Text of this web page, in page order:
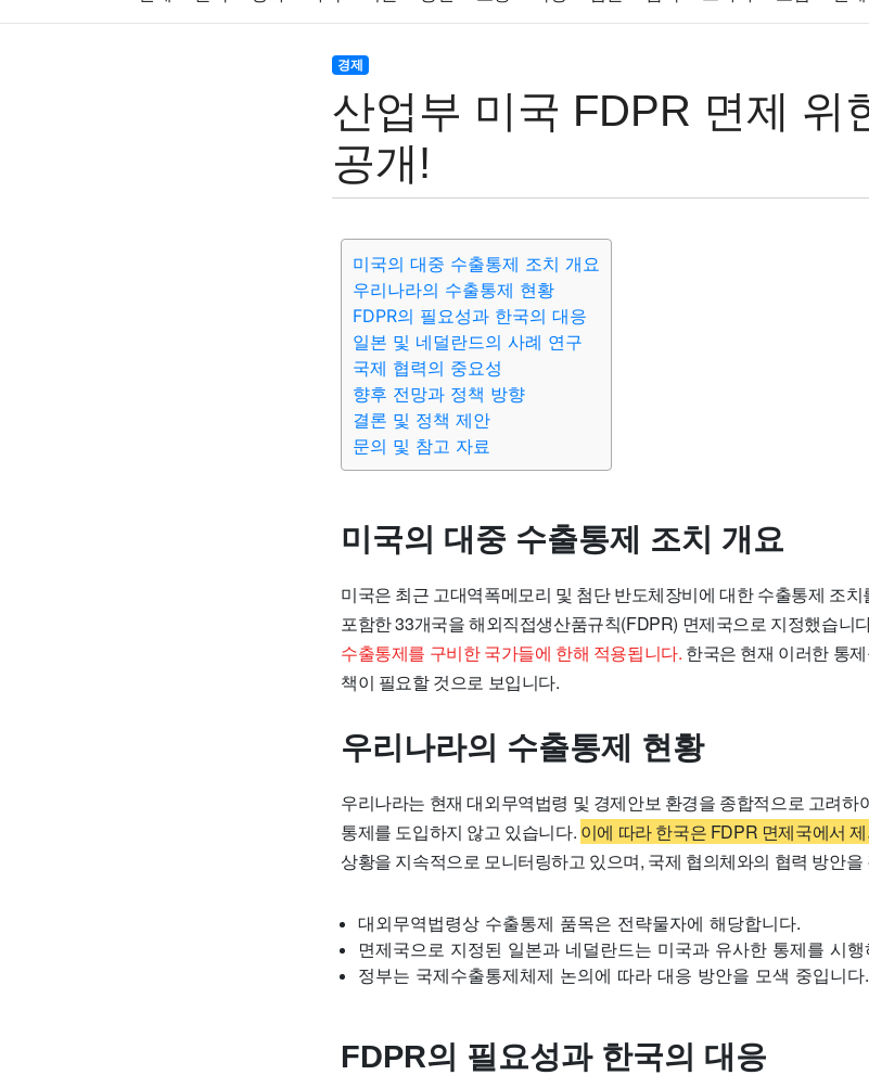
블록체인
여행 맛집 IT 컴퓨터 기술 종교 사회 정치 건강 의료
경제
산업부 미국 FDPR 면제 위
공개!
미국의 대중 수출통제 조치 개요
우리나라의 수출통제 현황
FDPR의 필요성과 한국의 대응
일본 및 네덜란드의 사례 연구
국제 협력의 중요성
향후 전망과 정책 방향
결론 및 정책 제안
문의 및 참고 자료
미국의 대중 수출통제 조치 개요
미국은 최근 고대역폭메모리 및 첨단 반도체장비에 대한 수출통제 조
포함한 33개국을 해외직접생산품규칙(FDPR) 면제국으로 지정했습니
수출통제를 구비한 국가들에 한해 적용됩니다. 한국은 현재 이러한 통
책이 필요할 것으로 보입니다.
우리나라의 수출통제 현황
우리나라는 현재 대외무역법령 및 경제안보 환경을 종합적으로 고려하
통제를 도입하지 않고 있습니다. 이에 따라 한국은 FDPR 면제국에서
상황을 지속적으로 모니터링하고 있으며, 국제 협의체와의 협력 방안
대외무역법령상 수출통제 품목은 전략물자에 해당합니다.
면제국으로 지정된 일본과 네덜란드는 미국과 유사한 통제를 시
정부는 국제수출통제체제 논의에 따라 대응 방안을 모색 중입니다.
FDPR의 필요성과 한국의 대응